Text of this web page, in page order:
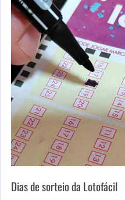
Dias de sorteio da Lotofácil